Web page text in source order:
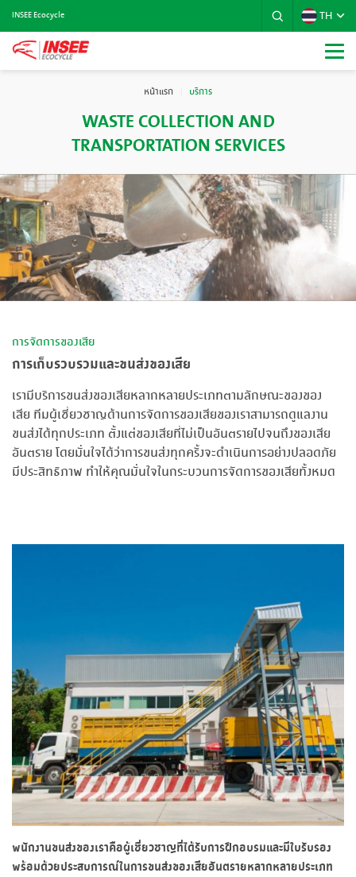
INSEE Ecocycle TH
หน้าแรก บริการ
WASTE COLLECTION AND
TRANSPORTATION SERVICES
การจัดการของเสีย
การเก็บรวบรวมและขนส่งของเสีย
เรามีบริการขนส่งของเสียหลากหลายประเภทตามลักษณะของของ
เสีย ทีมผู้เชี่ยวชาญด้านการจัดการของเสียของเราสามารถดูแลงาน
ขนส่งได้ทุกประเภท ตั้งแต่ของเสียที่ไม่เป็นอันตรายไปจนถึงของเสีย
อันตราย โดยมั่นใจได้ว่าการขนส่งทุกครั้งจะดำเนินการอย่างปลอดภัย
มีประสิทธิภาพ ทำให้คุณมั่นใจในกระบวนการจัดการของเสียทั้งหมด
พนักงานขนส่งของเราคือผู้เชี่ยวชาญที่ได้รับการฝึกอบรมและมีใบรับรอง
พร้อมด้วยประสบการณ์ในการขนส่งของเสียอันตรายหลากหลายประเภท